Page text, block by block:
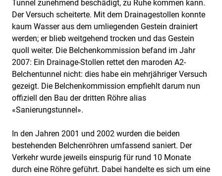
Tunnel zunehmend beschädigt, zu Ruhe kommen kann.
Der Versuch scheiterte. Mit dem Drainagestollen konnte
kaum Wasser aus dem umliegenden Gestein drainiert
werden; er blieb weitgehend trocken und das Gestein
quoll weiter. Die Belchenkommission befand im Jahr
2007: Ein Drainage-Stollen rettet den maroden A2-
Belchentunnel nicht: dies habe ein mehrjähriger Versuch
gezeigt. Die Belchenkommission empfiehlt darum nun
offiziell den Bau der dritten Röhre alias
«Sanierungstunnel».
In den Jahren 2001 und 2002 wurden die beiden
bestehenden Belchenröhren umfassend saniert. Der
Verkehr wurde jeweils einspurig für rund 10 Monate
durch eine Röhre geführt. Dabei handelte es sich um eine